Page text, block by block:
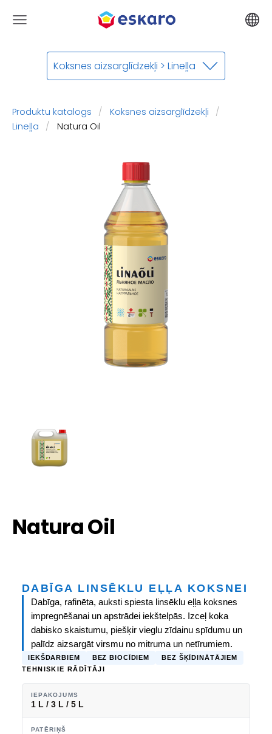
Koksnes aizsarglīdzekļi > Lineļļa
Produktu katalogs
Koksnes aizsarglīdzekļi
Lineļļa
​Natura Oil
​Natura Oil
DABĪGA LINSĒKLU EĻĻA KOKSNEI
Dabīga, rafinēta, auksti spiesta linsēklu eļļa koksnes
impregnēšanai un apstrādei iekštelpās. Izceļ koka
dabisko skaistumu, piešķir vieglu zīdainu spīdumu un
palīdz aizsargāt virsmu no mitruma un netīrumiem.
IEKŠDARBIEM BEZ BIOCĪDIEM
BEZ ŠĶĪDINĀTĀJIEM
TEHNISKIE RĀDĪTĀJI
IEPAKOJUMS
1 L / 3 L / 5 L
PATĒRIŅŠ